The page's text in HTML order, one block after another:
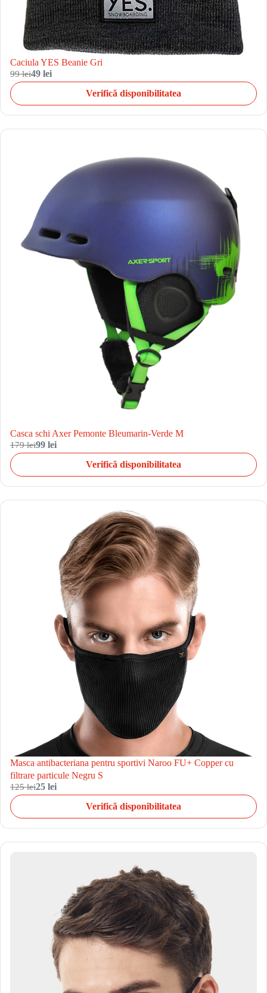
Caciula YES Beanie Gri
99 lei49 lei
Verifică disponibilitatea
Casca schi Axer Pemonte Bleumarin-Verde M
179 lei99 lei
Verifică disponibilitatea
Masca antibacteriana pentru sportivi Naroo FU+ Copper cu
filtrare particule Negru S
125 lei25 lei
Verifică disponibilitatea